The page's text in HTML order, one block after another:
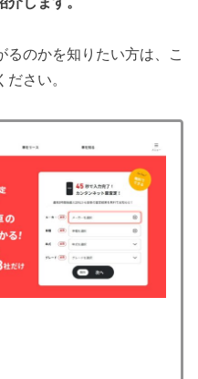
のかを知りたい方は、こ
さい。